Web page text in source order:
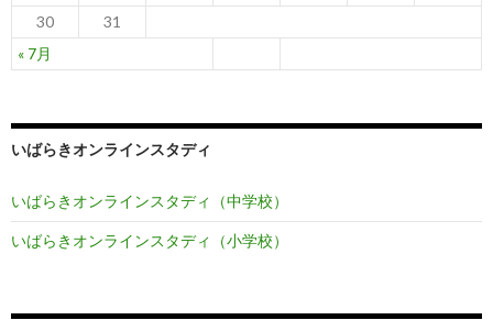
« 7月
30
31
いばらきオンラインスタディ
いばらきオンラインスタディ（中学校）
いばらきオンラインスタディ（小学校）